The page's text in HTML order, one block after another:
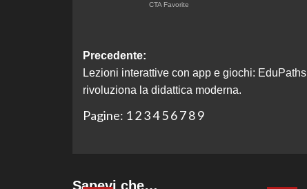
Navigazione
articolo
Precedente:
Lezioni interattive con app e giochi: EduPaths
rivoluziona la didattica moderna.
Pagine: 1 2 34 5 6 7 8 9
Sapevi che…